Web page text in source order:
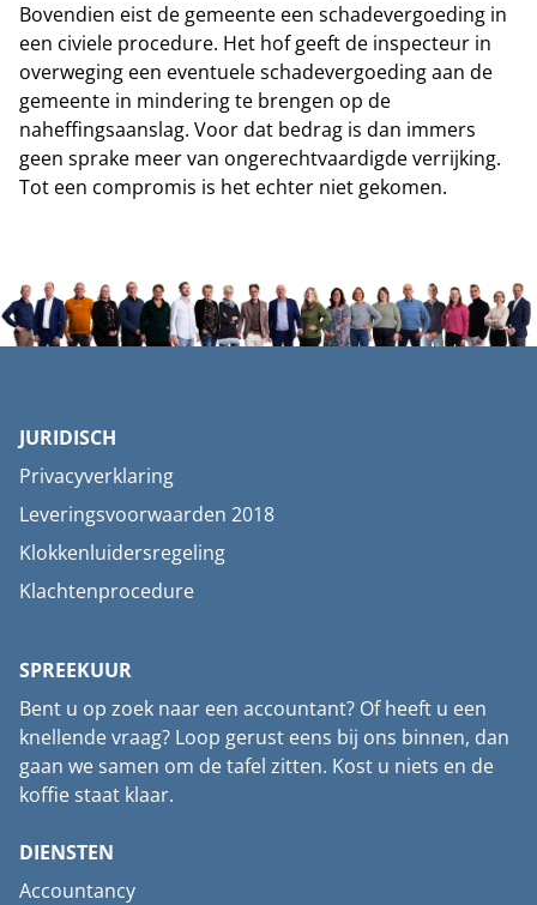
Bovendien eist de gemeente een schadevergoeding in
een civiele procedure. Het hof geeft de inspecteur in
overweging een eventuele schadevergoeding aan de
gemeente in mindering te brengen op de
naheffingsaanslag. Voor dat bedrag is dan immers
geen sprake meer van ongerechtvaardigde verrijking.
Tot een compromis is het echter niet gekomen.
JURIDISCH
Privacyverklaring
Leveringsvoorwaarden 2018
Klokkenluidersregeling
Klachtenprocedure
SPREEKUUR
Bent u op zoek naar een accountant? Of heeft u een
knellende vraag? Loop gerust eens bij ons binnen, dan
gaan we samen om de tafel zitten. Kost u niets en de
koffie staat klaar.
DIENSTEN
Accountancy